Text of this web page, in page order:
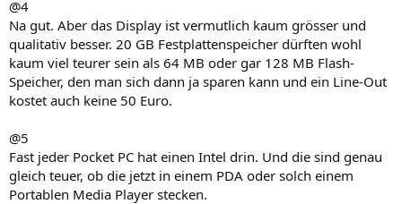
@4
Na gut. Aber das Display ist vermutlich kaum grösser und
qualitativ besser. 20 GB Festplattenspeicher dürften wohl
kaum viel teurer sein als 64 MB oder gar 128 MB Flash-
Speicher, den man sich dann ja sparen kann und ein Line-Out
kostet auch keine 50 Euro.
@5
Fast jeder Pocket PC hat einen Intel drin. Und die sind genau
gleich teuer, ob die jetzt in einem PDA oder solch einem
Portablen Media Player stecken.